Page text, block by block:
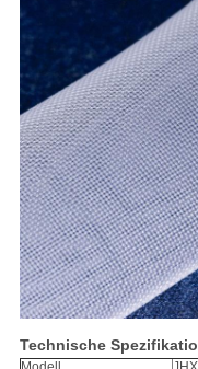
Technische